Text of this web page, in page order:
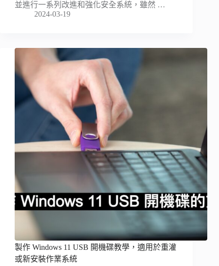
並進行一系列改進和強化安全系統，雖然 …
2024-03-19
製作 Windows 11 USB 開機碟教學，適用於重灌
或新安裝作業系統